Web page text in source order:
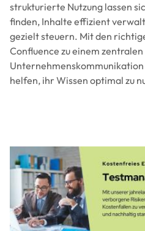
strukturierte Nutzung lassen
finden, Inhalte effizient
gezielt steuern. Mit den
Confluence zu einem
Unternehmenskommunikation
helfen, ihr Wissen optimal zu
Image